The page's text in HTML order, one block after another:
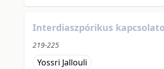
Interdiaszpórikus
219-225
Yossri Jallouli